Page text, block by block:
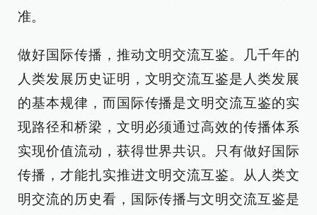
准。
做好国际传播，推动文明交流互鉴。几千年的
人类发展历史证明，文明交流互鉴是人类发展
的基本规律，而国际传播是文明交流互鉴的实
现路径和桥梁，文明必须通过高效的传播体系
实现价值流动，获得世界共识。只有做好国际
传播，才能扎实推进文明交流互鉴。从人类文
明交流的历史看，国际传播与文明交流互鉴是